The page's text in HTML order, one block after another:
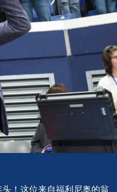
！这位来自福利尼奥的翁